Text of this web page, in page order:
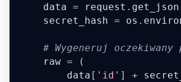
    data
= request . get_json
    secret_hash
= os .
# Wygeneruj
    raw
=
(
        data
[ 'id' ] +